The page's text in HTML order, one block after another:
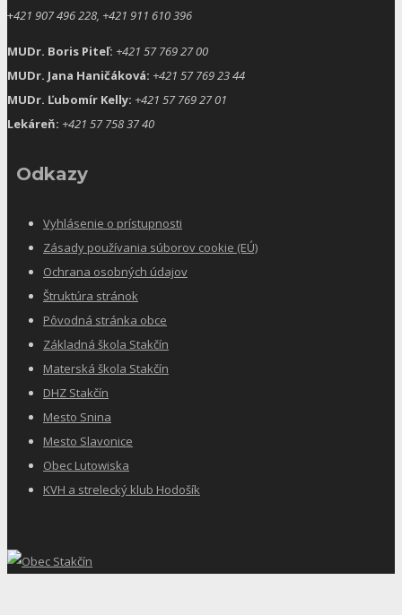
+421 907 496 228, +421 911 610 396
MUDr. Boris Piteľ: +421 57 769 27 00
MUDr. Jana Haničáková: +421 57 769 23 44
MUDr. Ľubomír Kelly: +421 57 769 27 01
Lekáreň: +421 57 758 37 40
Odkazy
Vyhlásenie o prístupnosti
Zásady používania súborov cookie (EÚ)
Ochrana osobných údajov
Štruktúra stránok
Pôvodná stránka obce
Základná škola Stakčín
Materská škola Stakčín
DHZ Stakčín
Mesto Snina
Mesto Slavonice
Obec Lutowiska
KVH a strelecký klub Hodošík